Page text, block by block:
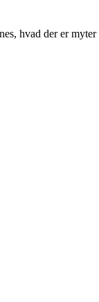
hvad der er